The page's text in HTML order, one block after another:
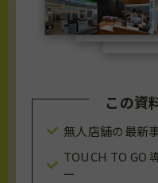
この資
無人店舗の最新
TOUCH TO GO
ー